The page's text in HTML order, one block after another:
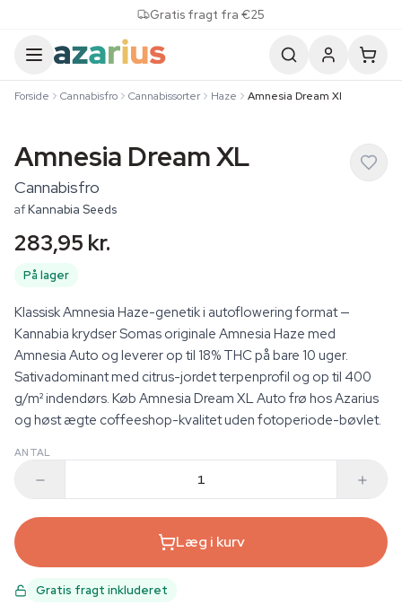
Gratis fragt fra €25
Forside Cannabisfro Cannabissorter Haze Amnesia Dream Xl
Amnesia Dream XL
Cannabisfro
afKannabia Seeds
283,95 kr.
På lager
Klassisk Amnesia Haze-genetik i autoflowering format —
Kannabia krydser Somas originale Amnesia Haze med
Amnesia Auto og leverer op til 18% THC på bare 10 uger.
Sativadominant med citrus-jordet terpenprofil og op til 400
g/m² indendørs. Køb Amnesia Dream XL Auto frø hos Azarius
og høst ægte coffeeshop-kvalitet uden fotoperiode-bøvlet.
ANTAL
Læg i kurv
Gratis fragt inkluderet